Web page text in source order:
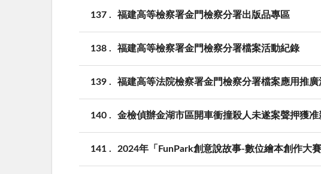
137 福建高等檢察署金門檢察分署出版品專區
138 福建高等檢察署金門檢察分署檔案活動紀錄
139 福建高等法院檢察署金門檢察分署檔案應用推廣
140 金檢偵辦金湖市區開車衝撞殺人未遂案聲押獲准
141 2024年「FunPark創意說故事-數位繪本創作大